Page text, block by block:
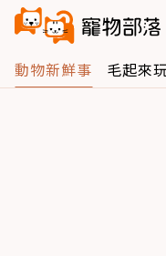
動物新鮮事 毛起來